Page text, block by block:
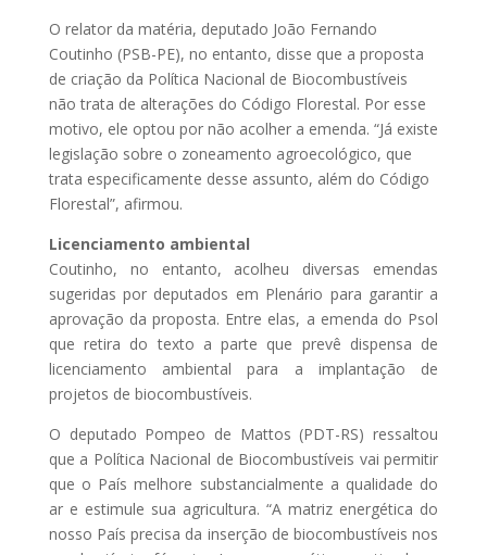
O relator da matéria, deputado João Fernando
Coutinho (PSB-PE), no entanto, disse que a proposta
de criação da Política Nacional de Biocombustíveis
não trata de alterações do Código Florestal. Por esse
motivo, ele optou por não acolher a emenda. “Já existe
legislação sobre o zoneamento agroecológico, que
trata especificamente desse assunto, além do Código
Florestal”, afirmou.
Licenciamento ambiental
Coutinho, no entanto, acolheu diversas emendas
sugeridas por deputados em Plenário para garantir a
aprovação da proposta. Entre elas, a emenda do Psol
que retira do texto a parte que prevê dispensa de
licenciamento ambiental para a implantação de
projetos de biocombustíveis.
O deputado Pompeo de Mattos (PDT-RS) ressaltou
que a Política Nacional de Biocombustíveis vai permitir
que o País melhore substancialmente a qualidade do
ar e estimule sua agricultura. “A matriz energética do
nosso País precisa da inserção de biocombustíveis nos